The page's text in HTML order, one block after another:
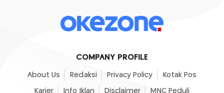
COMPANY PROFILE
About Us Redaksi Privacy Policy Kotak Pos
Karier Info Iklan Disclaimer MNC Peduli